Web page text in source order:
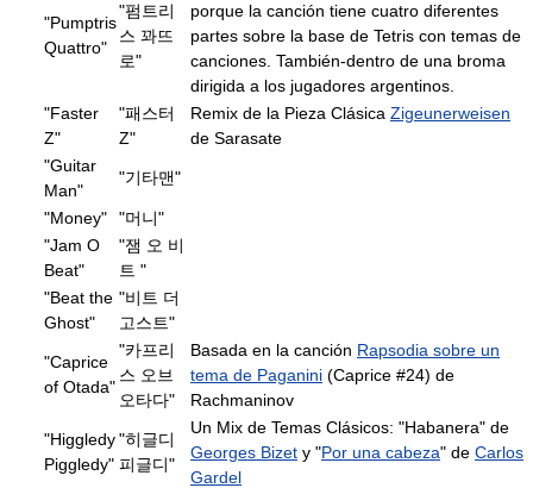
"Pumptris
Quattro"
"펌트리
스 꽈뜨
로"
porque la canción tiene cuatro diferentes
partes sobre la base de Tetris con temas de
canciones. También-dentro de una broma
dirigida a los jugadores argentinos.
"Faster
Z"
"패스터
Z"
Remix de la Pieza Clásica Zigeunerweisen
de Sarasate
"Guitar
Man"
"기타맨"
"Money"
"머니"
"Jam O
Beat"
"잼 오 비
트 "
"Beat the
Ghost"
"비트 더
고스트"
"Caprice
of Otada"
"카프리
스 오브
오타다"
Basada en la canción Rapsodia sobre un
tema de Paganini (Caprice #24) de
Rachmaninov
"Higgledy
Piggledy"
"히글디
피글디"
Un Mix de Temas Clásicos: "Habanera" de
Georges Bizet y "Por una cabeza" de Carlos
Gardel